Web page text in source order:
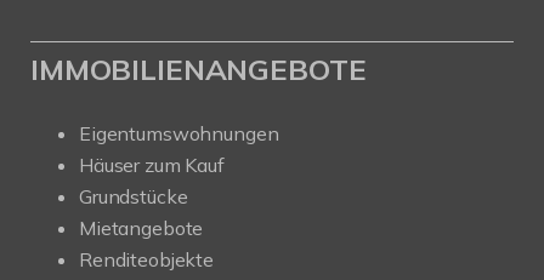
IMMOBILIENANGEBOTE
Eigentumswohnungen
Häuser zum Kauf
Grundstücke
Mietangebote
Renditeobjekte